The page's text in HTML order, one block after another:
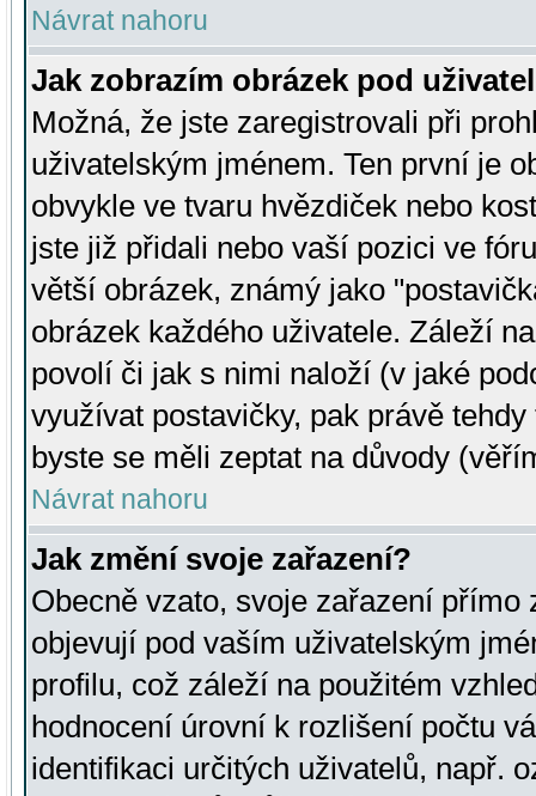
Návrat nahoru
Jak zobrazím obrázek pod
Možná, že jste zaregistrovali při
uživatelským jménem. Ten první je
obvykle ve tvaru hvězdiček nebo
jste již přidali nebo vaší pozici ve
větší obrázek, známý jako
obrázek každého uživatele. Záleží
povolí či jak s nimi naloží (v jaké
využívat postavičky, pak právě
byste se měli zeptat na důvody
Návrat nahoru
Jak změní svoje zařazení?
Obecně vzato, svoje zařazení přímo
objevují pod vaším uživatelským
profilu, což záleží na použitém
hodnocení úrovní k rozlišení počtu
identifikaci určitých uživatelů, např.